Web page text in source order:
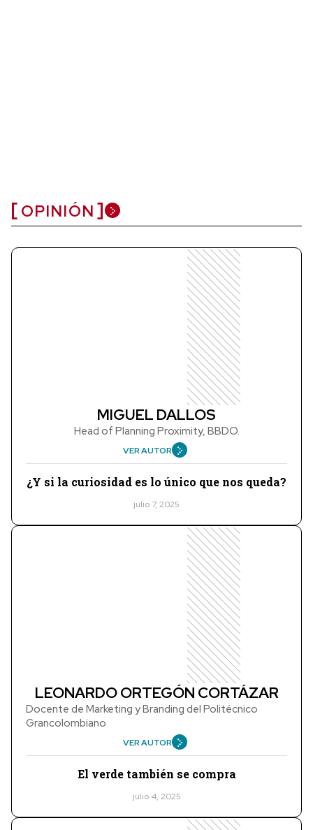
OPINIÓN
MIGUEL DALLOS
Head of Planning Proximity, BBDO.
VER AUTOR
¿Y si la curiosidad es lo único que nos queda?
julio 7, 2025
LEONARDO ORTEGÓN CORTÁZAR
Docente de Marketing y Branding del Politécnico
Grancolombiano
VER AUTOR
El verde también se compra
julio 4, 2025